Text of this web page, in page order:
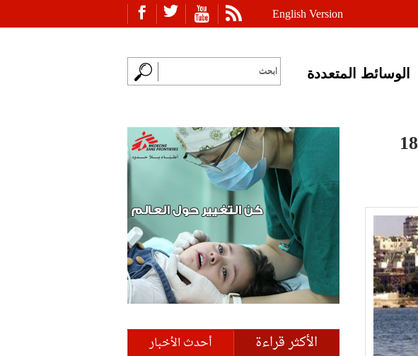
English Version
الوسائط المتعددة
الأرصاد: طقس الاثنين معتدل.. والعظمى في القاهرة 18
الأكثر قراءة أحدث الأخبار